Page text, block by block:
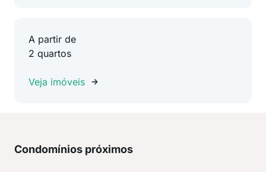
A partir de
2 quartos
Veja imóveis
Condomínios próximos